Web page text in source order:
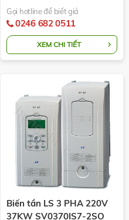
Gọi hotline để biết giá
0246 682 0511
XEM CHI TIẾT
Biến tần LS 3 PHA 220V
37KW SV0370IS7-2SO